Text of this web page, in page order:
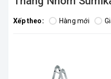
Xếp theo: Hàng mới